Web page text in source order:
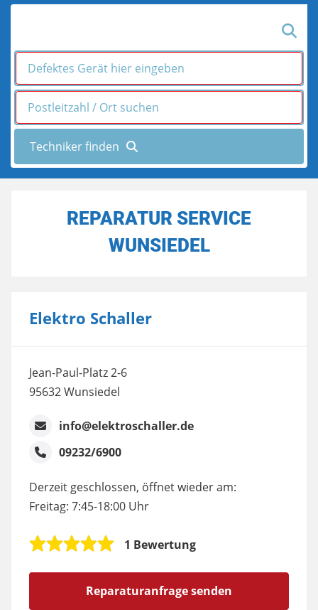
REPARATUR SERVICE
WUNSIEDEL
Elektro Schaller
Jean-Paul-Platz 2-6
95632 Wunsiedel
info@elektroschaller.de
09232/6900
Derzeit geschlossen, öffnet wieder am:
Freitag: 7:45-18:00 Uhr
1 Bewertung
Reparaturanfrage senden